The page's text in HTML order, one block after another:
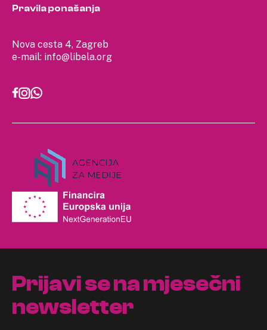
Nova cesta 4, Zagreb
e-mail: info@libela.org
Pravila ponašanja
Prijavi se na mjesečni
newsletter